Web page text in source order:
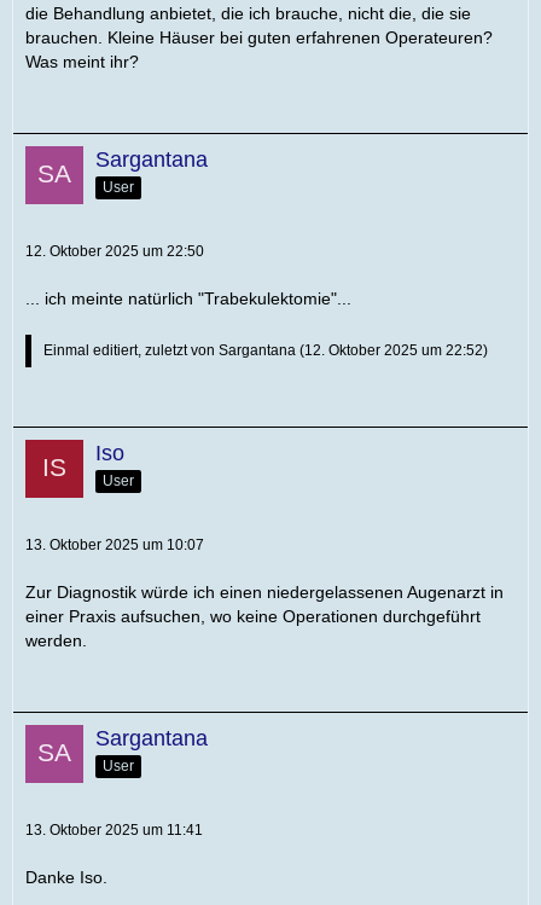
die Behandlung anbietet, die ich brauche, nicht die, die sie
brauchen. Kleine Häuser bei guten erfahrenen Operateuren?
Was meint ihr?
Sargantana
User
12. Oktober 2025 um 22:50
... ich meinte natürlich "Trabekulektomie"...
Einmal editiert, zuletzt von Sargantana (12. Oktober 2025 um 22:52)
Iso
User
13. Oktober 2025 um 10:07
Zur Diagnostik würde ich einen niedergelassenen Augenarzt in
einer Praxis aufsuchen, wo keine Operationen durchgeführt
werden.
Sargantana
User
13. Oktober 2025 um 11:41
Danke Iso.